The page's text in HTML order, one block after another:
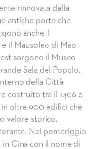
rinnovata dalla
antiche porte che
anche il
il Mausoleo di Mao
sorgono il Museo
Sala del Popolo.
della Città
costruito tra il 1406 e
in oltre 900 edifici che
valore storico,
Nel pomeriggio
Cina con il nome di